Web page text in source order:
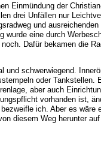
Einmündung der
drei Unfällen nur
und
wurde eine durch
Dafür bekamen die
schwerwiegend.
oder Tankstellen.
aber auch
vorhanden ist,
ich. Aber es wäre
diesem Weg herunter